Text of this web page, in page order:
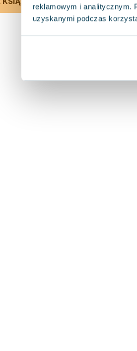
reklamowym i analitycznym.
uzyskanymi podczas